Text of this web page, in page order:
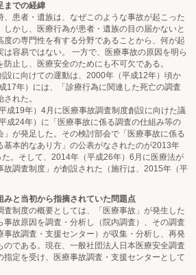
までの経緯
、患者・遺族は、なぜこのような事故が起こった
かし、医療行為が患者・遺族の目の届かないと
度の専門性を有する分野であることから、何が起
は容易ではない。 一方で、医療事故の原因を明ら
止し、医療安全のためにも不可欠である。
設に向けての運動は、2000年（平成12年）頃か
17年）には、「診療行為に関連した死亡の調査
れた。
成19年）4月に医療事故調査制度創設に向けた議
成24年）に「医療事故に係る調査の仕組み等の
」が発足した。その検討部会で「医療事故に係る
基本的なあり方」の公表がなされたのが2013年
た。そして、2014年（平成26年）6月に医療法が
故調査制度」が創設された（施行は、2015年（平
と当初から指摘されていた問題点
査制度の概要としては、「医療事故」が発生した
事故原因を調査・分析し（院内調査）、その調査
事故調査・支援センター）が収集・分析し、再発
のである。現在、一般社団法人日本医療安全調査
指定を受け、医療事故調査・支援センターとして